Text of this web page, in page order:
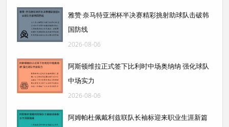
雅赞·奈马特亚洲杯半决赛精彩挑射助球队击破韩
国防线
2026-08-06
阿斯顿维拉正式签下比利时中场奥纳纳 强化球队
中场实力
2026-08-06
阿姆帕杜佩戴利兹联队长袖标迎来职业生涯新篇